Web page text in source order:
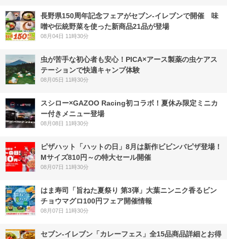
長野県150周年記念フェアがセブン-イレブンで開催 味
噌や伝統野菜を使った新商品21品が登場
08月04日 11時30分
虫が苦手な初心者も安心！PICA×アース製薬の虫ケアス
テーションで快適キャンプ体験
08月05日 11時30分
スシロー×GAZOO Racing初コラボ！夏休み限定ミニカ
ー付きメニュー登場
08月08日 11時30分
ピザハット「ハットの日」8月は新作ビビンバピザ登場！
Mサイズ810円～の特大セール開催
08月07日 11時30分
はま寿司「旨ねた夏祭り 第3弾」大葉ニンニク香るビン
チョウマグロ100円フェア開催情報
08月07日 11時30分
セブン‐イレブン「カレーフェス」全15品商品詳細とお得